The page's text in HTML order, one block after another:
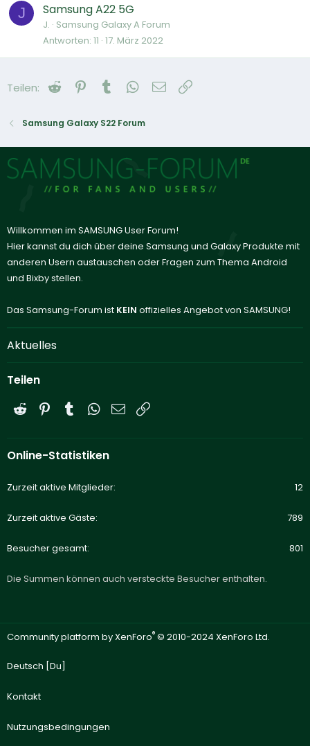
J Samsung A22 5G
J. Samsung Galaxy A Forum
Antworten 11 17. März 2022
Teilen: Reddit Pinterest
Tumblr WhatsApp
E-Mail
Samsung Galaxy S22 Forum
Willkommen im SAMSUNG User Forum!
Hier kannst du dich über deine Samsung und Galaxy Produkte mit
anderen Usern austauschen oder Fragen zum Thema Android
und Bixby stellen.
Das Samsung-Forum ist KEIN offizielles Angebot von SAMSUNG!
Aktuelles
Teilen
Reddit PinterestTumblrWhatsApp
E-Mail
Online-Statistiken
Zurzeit aktive Mitglieder 12
Zurzeit aktive Gäste 789
Besucher gesamt 801
Die Summen können auch versteckte Besucher enthalten.
Community platform by XenForo® © 2010-2024 XenForo Ltd.
Deutsch [Du]
Kontakt
Nutzungsbedingungen